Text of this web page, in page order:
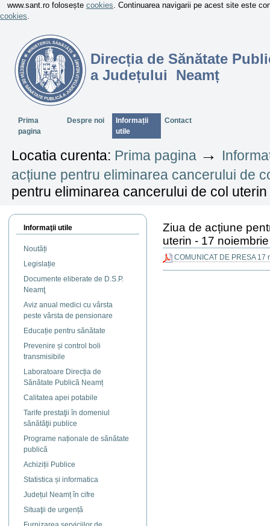
www.sant.ro folosește cookies. Continuarea navigarii pe acest site este
cookies.
Direcția de Sănătate
a Județului Neamț
SectiuniPrima
pagina
Despre noi
Informații
utile
Contact
Locatia curenta: Prima pagina →
acțiune pentru eliminarea cancerului de
pentru eliminarea cancerului de col
Informaţii utile
Noutăți
Legislație
Documente eliberate de D.S.P.
Neamţ
Aviz anual medici cu vârsta
peste vârsta de pensionare
Educație pentru sănătate
Prevenire și control boli
transmisibile
Laboratoare Direcția de
Sănătate Publică Neamț
Calitatea apei potabile
Tarife prestaţii în domeniul
sănătăţii publice
Programe naționale de sănătate
publică
Achiziții Publice
Statistica și informatica
Județul Neamț în cifre
Situaţii de urgență
Ziua de acțiune
uterin - 17
COMUNICAT DE PRESA